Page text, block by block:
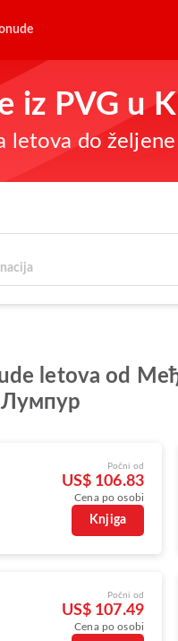
iz PVG u
letova do
letova od
Počni od
US$ 106.83
Cena po osobi
Knjiga
Počni od
US$ 107.49
Cena po osobi